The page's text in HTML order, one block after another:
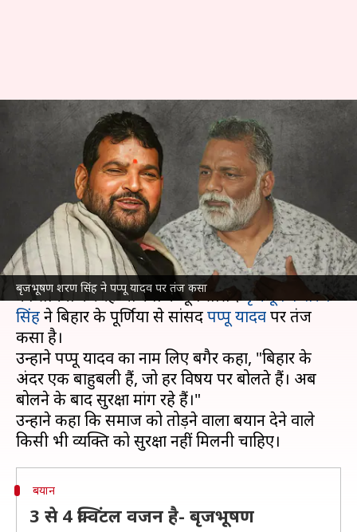
बृजभूषण शरण सिंह ने पप्पू यादव पर तंज कसा
बृजभूषण सिंह ने पप्पू यादव पर कसा
तंज, बोले- 3-4 क्विंटल वजन और
सुरक्षा मांग रहे
Nov 01, 2024 09:49 am
क्या है खबर?
महिला पहलवानों के उत्पीड़न और यौन शोषण के आरोपों
का सामना कर रहे भाजपा के पूर्व सांसदबृजभूषण शरण
सिंहने बिहार के पूर्णिया से सांसदपप्पू यादवपर तंज
कसा है।
उन्होंने पप्पू यादव का नाम लिए बगैर कहा, "बिहार के
अंदर एक बाहुबली हैं, जो हर विषय पर बोलते हैं। अब
बोलने के बाद सुरक्षा मांग रहे हैं।"
उन्होंने कहा कि समाज को तोड़ने वाला बयान देने वाले
बयान
3 से 4 क्विंटल वजन है- बृजभूषण